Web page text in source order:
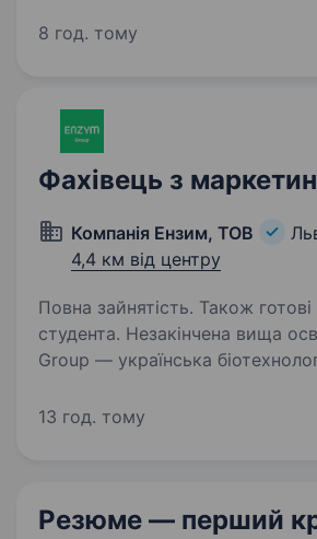
та аксесуари для мобільних
8 год. тому
Фахівець з
Компанія Ензим, ТОВ
4,4 км від центру
Повна зайнятість. Також готові
студента. Незакінчена вища освіта.
Group — українська
інгредієнтів на основі
13 год. тому
Резюме — перший